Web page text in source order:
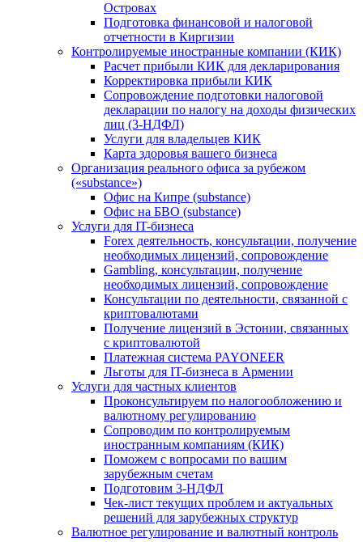
Островах
Подготовка финансовой и налоговой
отчетности в Киргизии
Контролируемые иностранные компании (КИК)
Расчет прибыли КИК для декларирования
Корректировка прибыли КИК
Сопровождение подготовки налоговой
декларации по налогу на доходы физических
лиц (3-НДФЛ)
Услуги для владельцев КИК
Карта здоровья вашего бизнеса
Организация реального офиса за рубежом
(«substance»)
Офис на Кипре (substance)
Офис на БВО (substance)
Услуги для IT-бизнеса
Forex деятельность, консультации, получение
необходимых лицензий, сопровождение
Gambling, консультации, получение
необходимых лицензий, сопровождение
Консультации по деятельности, связанной с
криптовалютами
Получение лицензий в Эстонии, связанных
с криптовалютой
Платежная система PAYONEER
Льготы для IT-бизнеса в Армении
Услуги для частных клиентов
Проконсультируем по налогообложению и
валютному регулированию
Сопроводим по контролируемым
иностранным компаниям (КИК)
Поможем с вопросами по вашим
зарубежным счетам
Подготовим 3-НДФЛ
Чек-лист текущих проблем и актуальных
решений для зарубежных структур
Валютное регулирование и валютный контроль